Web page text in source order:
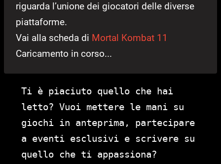
riguarda l’unione dei giocatori delle diverse
piattaforme.
Vai alla scheda di Mortal Kombat 11
Caricamento in corso...
Ti è piaciuto quello che hai
letto? Vuoi mettere le mani su
giochi in anteprima, partecipare
a eventi esclusivi e scrivere su
quello che ti appassiona?